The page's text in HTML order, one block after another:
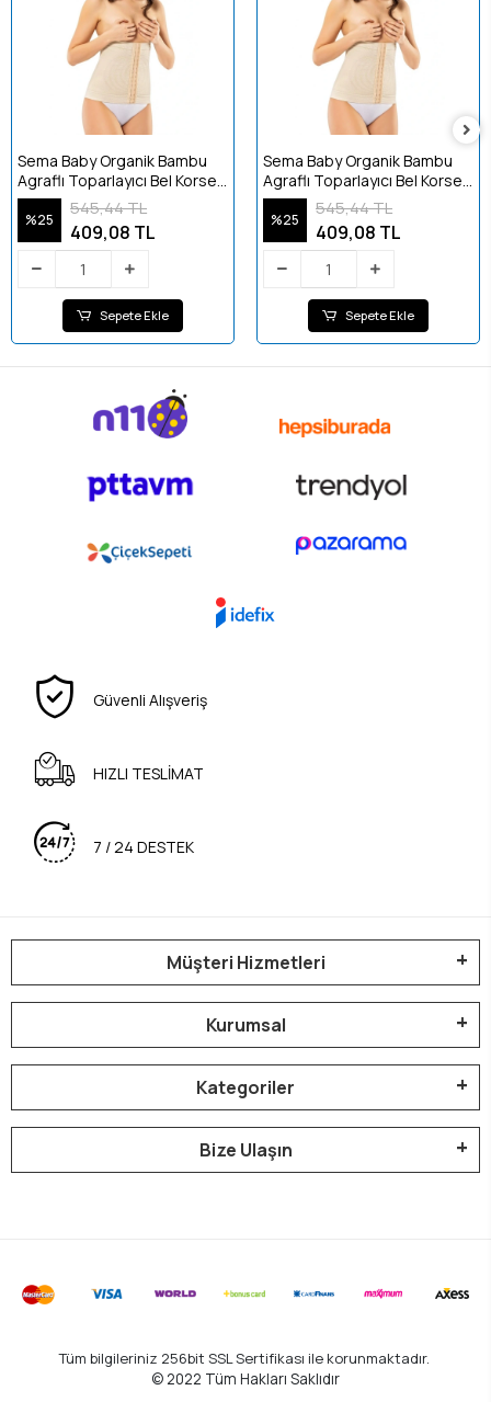
Sema Baby Organik Bambu
Agraflı Toparlayıcı Bel Korse -
XL
%25
545,44 TL
409,08 TL
Sepete Ekle
Sema Baby Organik Bambu
Agraflı Toparlayıcı Bel Korse -
Large
%25
545,44 TL
409,08 TL
Sepete Ekle
Güvenli Alışveriş
HIZLI TESLİMAT
7 / 24 DESTEK
Müşteri Hizmetleri
Kurumsal
Kategoriler
Bize Ulaşın
Tüm bilgileriniz 256bit SSL Sertifikası ile korunmaktadır.
© 2022 Tüm Hakları Saklıdır